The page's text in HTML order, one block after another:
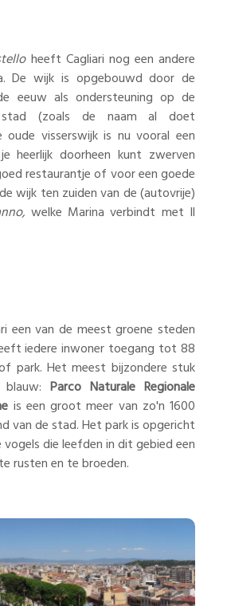
heeft Cagliari nog een andere
De wijk is opgebouwd door de
eeuw als ondersteuning op de
(zoals de naam al doet
oude visserswijk is nu vooral een
heerlijk doorheen kunt zwerven
restaurantje of voor een goede
wijk ten zuiden van de (autovrije)
welke Marina verbindt met Il
een van de meest groene steden
iedere inwoner toegang tot 88
park. Het meest bijzondere stuk
Parco Naturale Regionale
is een groot meer van zo'n 1600
van de stad. Het park is opgericht
vogels die leefden in dit gebied een
rusten en te broeden.